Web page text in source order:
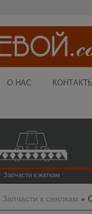
О НАС
Запчасти к жаткам
Запчасти к сеялкам »